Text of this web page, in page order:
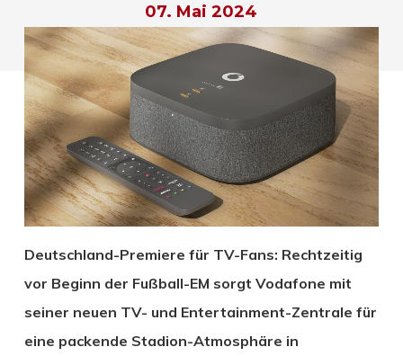
07. Mai 2024
Deutschland-Premiere für TV-Fans: Rechtzeitig
vor Beginn der Fußball-EM sorgt Vodafone mit
seiner neuen TV- und Entertainment-Zentrale für
eine packende Stadion-Atmosphäre in